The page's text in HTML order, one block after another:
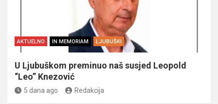
AKTUELNO IN MEMORIAM LJUBUŠKI
U Ljubuškom preminuo naš susjed Leopold
“Leo” Knezović
5 dana ago Redakcija